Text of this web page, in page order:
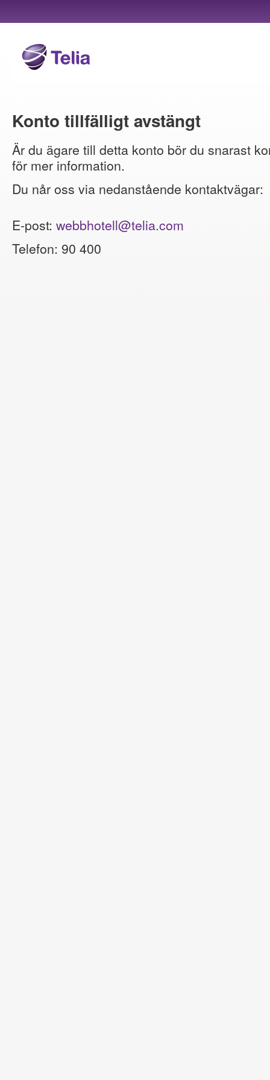
Konto tillfälligt avstängt
Är du ägare till detta konto bör du snarast
för mer information.
Du når oss via nedanstående kontaktvägar:
E-post: webbhotell@telia.com
Telefon: 90 400